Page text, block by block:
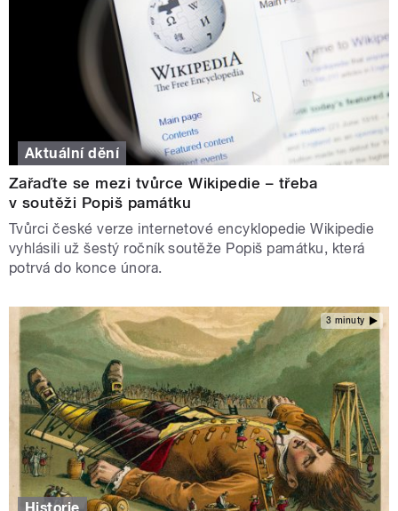
Aktuální dění
Zařaďte se mezi tvůrce Wikipedie – třeba
v soutěži Popiš památku
Tvůrci české verze internetové encyklopedie Wikipedie
vyhlásili už šestý ročník soutěže Popiš památku, která
potrvá do konce února.
3 minuty